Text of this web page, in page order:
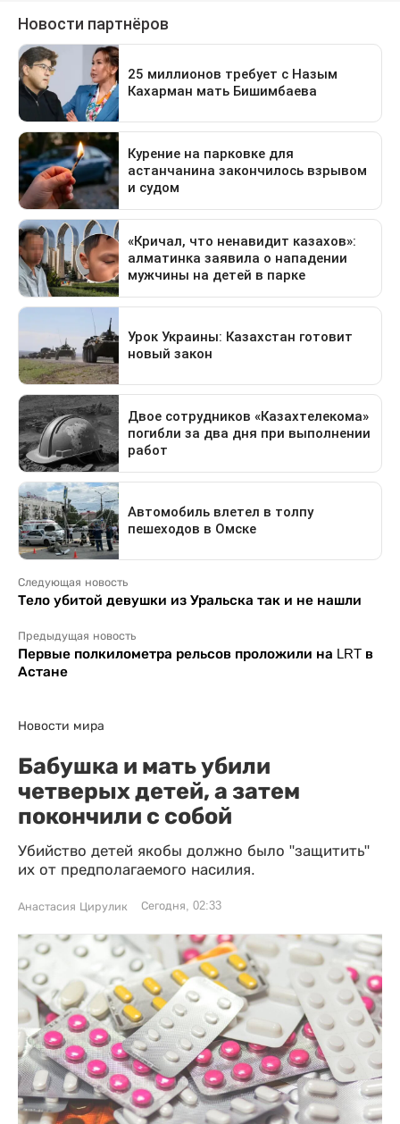
Следующая новость
Тело убитой девушки из Уральска так и не нашли
Предыдущая новость
Первые полкилометра рельсов проложили на LRT в
Астане
Новости мира
Бабушка и мать убили
четверых детей, а затем
покончили с собой
Убийство детей якобы должно было "защитить"
их от предполагаемого насилия.
Анастасия Цирулик Сегодня, 02:33